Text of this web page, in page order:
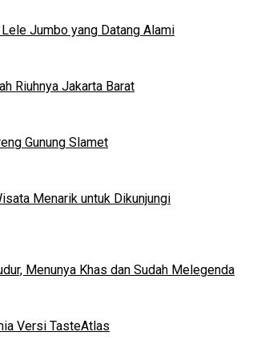
Jumbo yang Datang Alami
Riuhnya Jakarta Barat
Gunung Slamet
Menarik untuk Dikunjungi
Menunya Khas dan Sudah Melegenda
Versi TasteAtlas